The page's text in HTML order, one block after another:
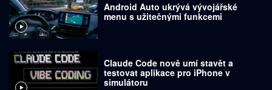
Android Auto ukrývá vývojářské
menu s užitečnými funkcemi
Claude Code nově umí stavět a
testovat aplikace pro iPhone v
simulátoru